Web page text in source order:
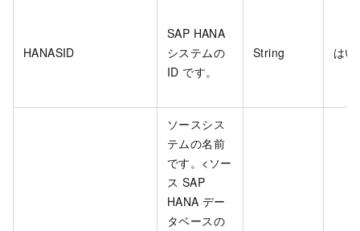
HANASID
SAP HANA
システムの
ID です。
String はい
ソースシス
テムの名前
です。<ソー
ス SAP
HANA デー
タベースの